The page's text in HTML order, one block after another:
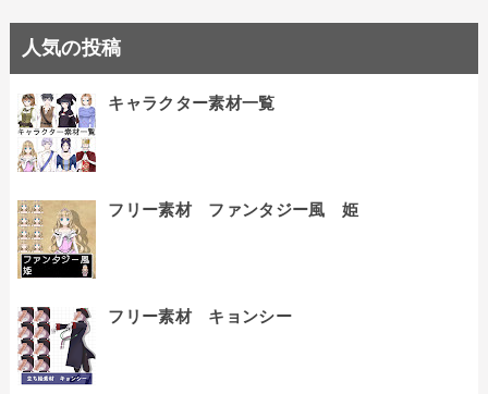
人気の投稿
キャラクター素材一覧
フリー素材 ファンタジー風 姫
フリー素材 キョンシー